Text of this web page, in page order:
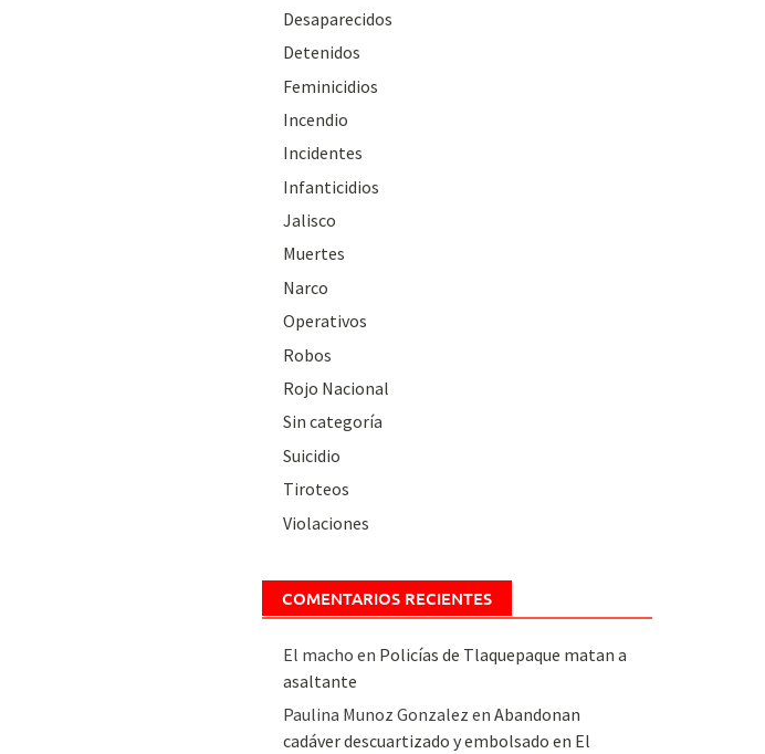
Desaparecidos
Detenidos
Feminicidios
Incendio
Incidentes
Infanticidios
Jalisco
Muertes
Narco
Operativos
Robos
Rojo Nacional
Sin categoría
Suicidio
Tiroteos
Violaciones
COMENTARIOS RECIENTES
El macho en Policías de Tlaquepaque matan a
asaltante
Paulina Munoz Gonzalez en Abandonan
cadáver descuartizado y embolsado en El